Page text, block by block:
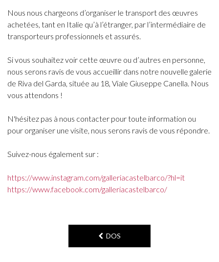
Nous nous chargeons d’organiser le transport des œuvres
achetées, tant en Italie qu’à l’étranger, par l’intermédiaire de
transporteurs professionnels et assurés.
Si vous souhaitez voir cette œuvre ou d’autres en personne,
nous serons ravis de vous accueillir dans notre nouvelle galerie
de Riva del Garda, située au 18, Viale Giuseppe Canella. Nous
vous attendons !
N'hésitez pas à nous contacter pour toute information ou
pour organiser une visite, nous serons ravis de vous répondre.
Suivez-nous également sur :
https://www.instagram.com/galleriacastelbarco/?hl=it
https://www.facebook.com/galleriacastelbarco/
DOS